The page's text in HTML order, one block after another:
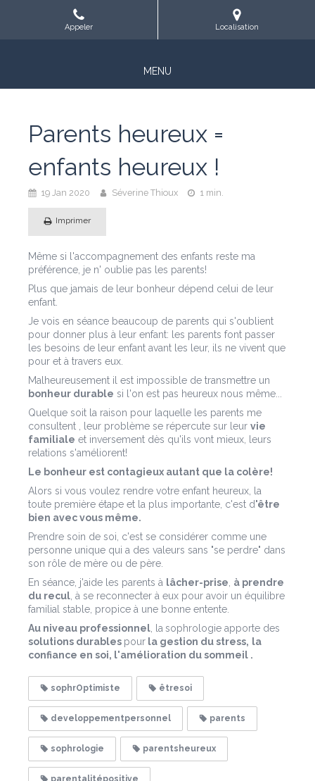
Appeler Localisation
MENU
Parents heureux =
enfants heureux !
19 Jan 2020 Séverine Thioux 1 min.
Imprimer
Même si l'accompagnement des enfants reste ma
préférence, je n' oublie pas les parents!
Plus que jamais de leur bonheur dépend celui de leur
enfant.
Je vois en séance beaucoup de parents qui s'oublient
pour donner plus à leur enfant: les parents font passer
les besoins de leur enfant avant les leur, ils ne vivent que
pour et à travers eux.
Malheureusement il est impossible de transmettre un
bonheur durable si l'on est pas heureux nous même...
Quelque soit la raison pour laquelle les parents me
consultent , leur problème se répercute sur leur vie
familiale et inversement dès qu'ils vont mieux, leurs
relations s'améliorent!
Le bonheur est contagieux autant que la colère!
Alors si vous voulez rendre votre enfant heureux, la
toute première étape et la plus importante, c'est d'être
bien avec vous même.
Prendre soin de soi, c'est se considérer comme une
personne unique qui a des valeurs sans "se perdre" dans
son rôle de mère ou de père.
En séance, j'aide les parents à lâcher-prise à prendre
du recul , à se reconnecter à eux pour avoir un équilibre
familial stable, propice à une bonne entente.
Au niveau professionnel , la sophrologie apporte des
solutions durables pour la gestion du stress, la
confiance en soi, l'amélioration du sommeil .
sophrOptimiste êtresoi
developpementpersonnel parents
sophrologie parentsheureux
parentalitépositive